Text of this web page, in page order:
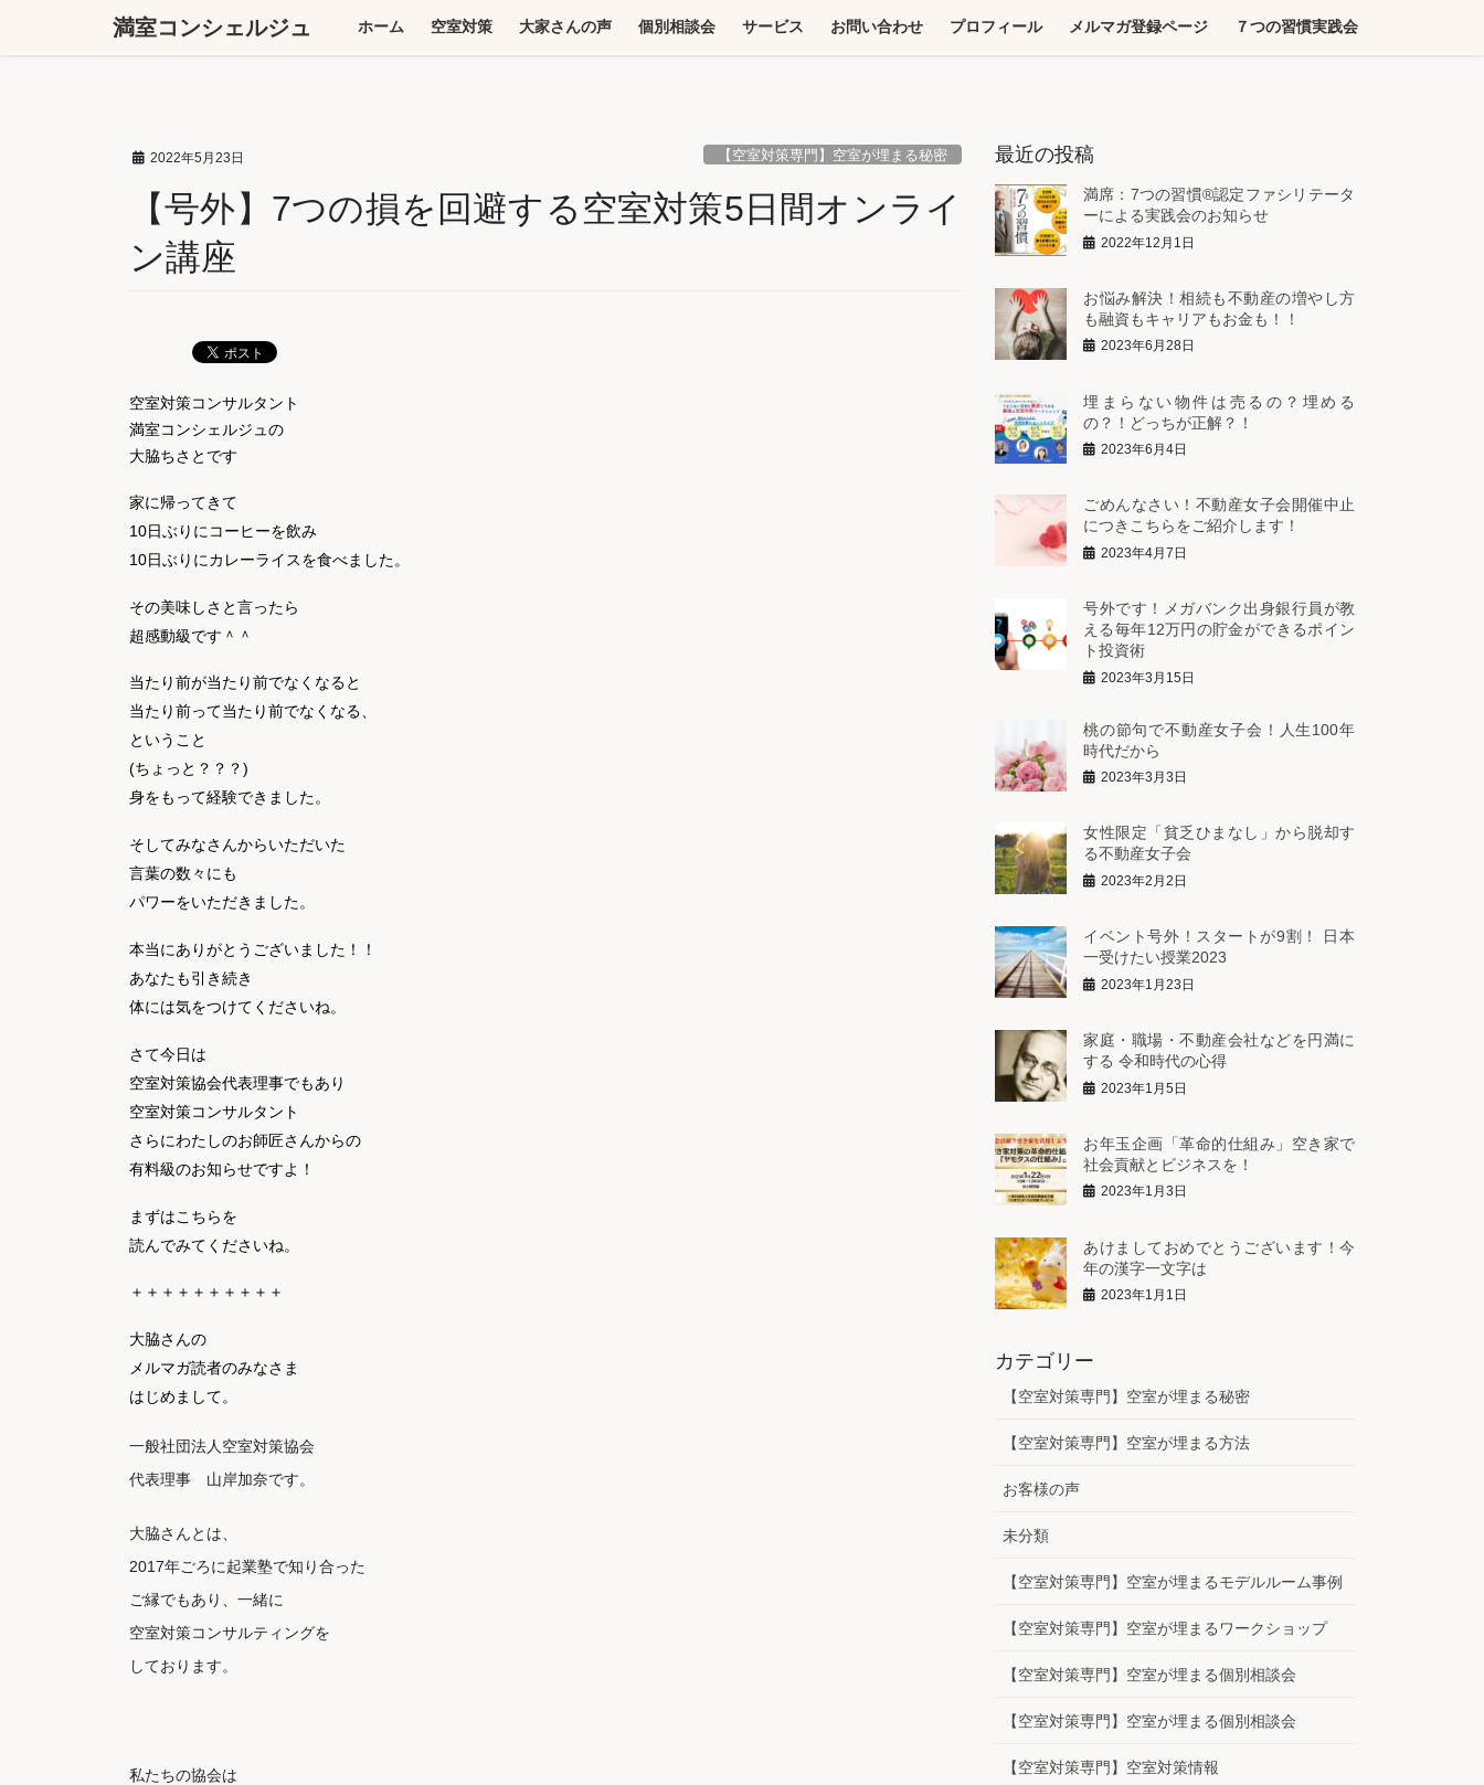
満室コンシェルジュ ホーム 空室対策 大家さんの声 個別相談会 サービス お問い合わせ プロフィール メルマガ登録ページ ７つの習慣実践会
2022年5月23日 【空室対策専門】空室が埋まる秘密
【号外】7つの損を回避する空室対策5日間オンライ
ン講座
空室対策コンサルタント
満室コンシェルジュの
大脇ちさとです
家に帰ってきて
10日ぶりにコーヒーを飲み
10日ぶりにカレーライスを食べました。
その美味しさと言ったら
超感動級です＾＾
当たり前が当たり前でなくなると
当たり前って当たり前でなくなる、
ということ
(ちょっと？？？)
身をもって経験できました。
そしてみなさんからいただいた
言葉の数々にも
パワーをいただきました。
本当にありがとうございました！！
あなたも引き続き
体には気をつけてくださいね。
さて今日は
空室対策協会代表理事でもあり
空室対策コンサルタント
さらにわたしのお師匠さんからの
有料級のお知らせですよ！
まずはこちらを
読んでみてくださいね。
＋＋＋＋＋＋＋＋＋＋
大脇さんの
メルマガ読者のみなさま
はじめまして。
一般社団法人空室対策協会
代表理事 山岸加奈です。
大脇さんとは、
2017年ごろに起業塾で知り合った
ご縁でもあり、一緒に
空室対策コンサルティングを
しております。
私たちの協会は
最近の投稿
満席：7つの習慣®︎認定ファシリテータ
ーによる実践会のお知らせ
2022年12月1日
お悩み解決！相続も不動産の増やし方
も融資もキャリアもお金も！！
2023年6月28日
埋まらない物件は売るの？埋める
の？！どっちが正解？！
2023年6月4日
ごめんなさい！不動産女子会開催中止
につきこちらをご紹介します！
2023年4月7日
号外です！メガバンク出身銀行員が教
える毎年12万円の貯金ができるポイン
ト投資術
2023年3月15日
桃の節句で不動産女子会！人生100年
時代だから
2023年3月3日
女性限定「貧乏ひまなし」から脱却す
る不動産女子会
2023年2月2日
イベント号外！スタートが9割！ 日本
一受けたい授業2023
2023年1月23日
家庭・職場・不動産会社などを円満に
する 令和時代の心得
2023年1月5日
お年玉企画「革命的仕組み」空き家で
社会貢献とビジネスを！
2023年1月3日
あけましておめでとうございます！今
年の漢字一文字は
2023年1月1日
カテゴリー
【空室対策専門】空室が埋まる秘密
【空室対策専門】空室が埋まる方法
お客様の声
未分類
【空室対策専門】空室が埋まるモデルルーム事例
【空室対策専門】空室が埋まるワークショップ
【空室対策専門】空室が埋まる個別相談会
【空室対策専門】空室が埋まる個別相談会
【空室対策専門】空室対策情報